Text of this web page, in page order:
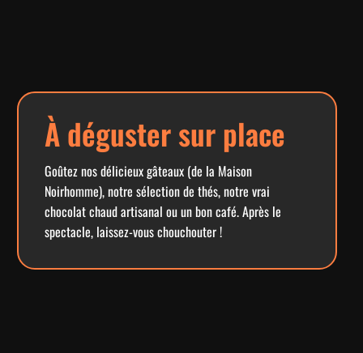
À déguster sur place
Goûtez nos délicieux gâteaux (de la Maison
Noirhomme), notre sélection de thés, notre vrai
chocolat chaud artisanal ou un bon café. Après le
spectacle, laissez-vous chouchouter !